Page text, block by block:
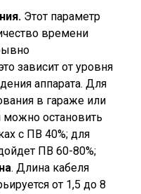
Этот параметр
времени
зависит от уровня
аппарата. Для
в гараже или
остановить
с ПВ 40%; для
ПВ 60-80%;
. Длина кабеля
от 1,5 до 8